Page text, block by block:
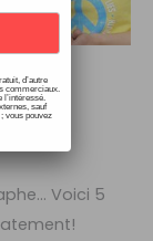
5
Voici 5
d’autre
commerciaux.
l’intéressé.
sauf
vous pouvez